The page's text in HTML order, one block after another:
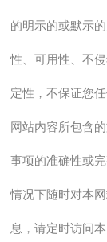
的明示的或默示
性、可用性、不
定性，不保证您
网站内容所包含
事项的准确性或
情况下随时对本
息，请定时访问本